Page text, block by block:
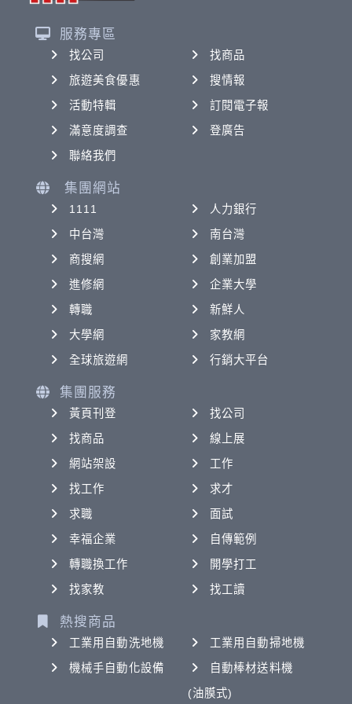
服務專區
找公司
找商品
旅遊美食優惠
搜情報
活動特輯
訂閱電子報
滿意度調查
登廣告
聯絡我們
集團網站
1111
人力銀行
中台灣
南台灣
商搜網
創業加盟
進修網
企業大學
轉職
新鮮人
大學網
家教網
全球旅遊網
行銷大平台
集團服務
黃頁刊登
找公司
找商品
線上展
網站架設
工作
找工作
求才
求職
面試
幸福企業
自傳範例
轉職換工作
開學打工
找家教
找工讀
熱搜商品
工業用自動洗地機
工業用自動掃地機
機械手自動化設備
自動棒材送料機
(油膜式)